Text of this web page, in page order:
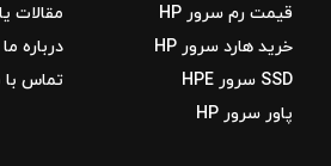
قیمت رم سرور HP
خرید هارد سرور HP
SSD سرور HPE
پاور سرور HP
مقالات
درباره ما
تماس با